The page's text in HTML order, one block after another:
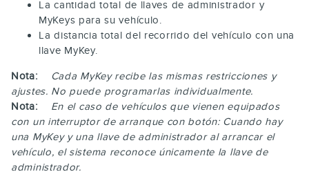
La cantidad total de llaves de administrador y
MyKeys para su vehículo.
La distancia total del recorrido del vehículo con una
llave MyKey.
Nota:
Cada MyKey recibe las mismas restricciones y
ajustes. No puede programarlas individualmente.
Nota:
En el caso de vehículos que vienen equipados
con un interruptor de arranque con botón: Cuando hay
una MyKey y una llave de administrador al arrancar el
vehículo, el sistema reconoce únicamente la llave de
administrador.